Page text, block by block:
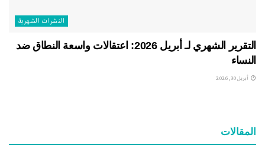
النشرات الشهریة
التقرير الشهري لـ أبريل 2026: اعتقالات واسعة النطاق ضد
النساء
أبريل 30, 2026
المقالات